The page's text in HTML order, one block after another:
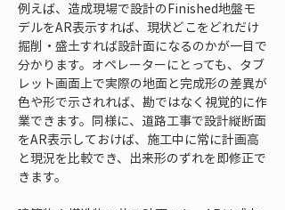
例えば、造成現場で設計のFinished地盤モ
デルをAR表示すれば、現状どこをどれだけ
掘削・盛土すれば設計面になるのかが一目で
分かります。オペレーターにとっても、タブ
レット画面上で実際の地面と完成形の差異が
色や形で示されれば、勘ではなく視覚的に作
業できます。同様に、道路工事で設計縦断面
をAR表示しておけば、施工中に常に計画高
と現況を比較でき、出来形のずれを即修正で
きます。